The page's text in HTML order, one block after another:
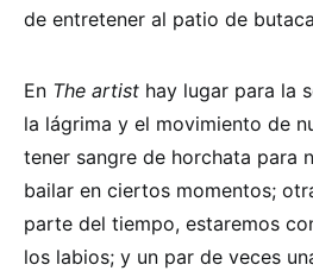
de entretener al patio de
En The artist hay lugar para la
la lágrima y el movimiento de
tener sangre de horchata para
bailar en ciertos momentos;
parte del tiempo, estaremos
los labios; y un par de veces